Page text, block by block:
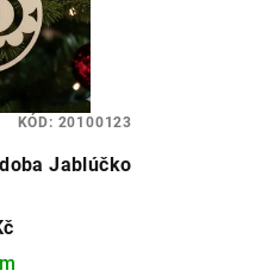
Jablúčko
KÓD: 20100123